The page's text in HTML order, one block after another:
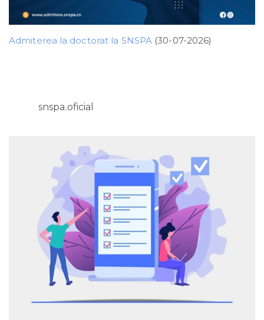
Admiterea la doctorat la SNSPA (30-07-2026)
snspa.oficial